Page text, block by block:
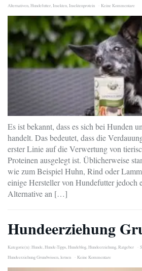
Alternativen Hundefutter Insekten Insektenprotein Keine Kommentare
Es ist bekannt, dass es sich bei Hunden
handelt. Das bedeutet, dass die
erster Linie auf die Verwertung von
Proteinen ausgelegt ist. Üblicherweise
wie zum Beispiel Huhn, Rind oder
einige Hersteller von Hundefutter jedoch
Alternative an […]
Hundeerziehung
Kategorie(n):Hunde,Hunde-Tipps,Hundeblog,Hundeerziehung,Ratgeber
Hundeerziehung Grundwissen,lernen Keine Kommentare